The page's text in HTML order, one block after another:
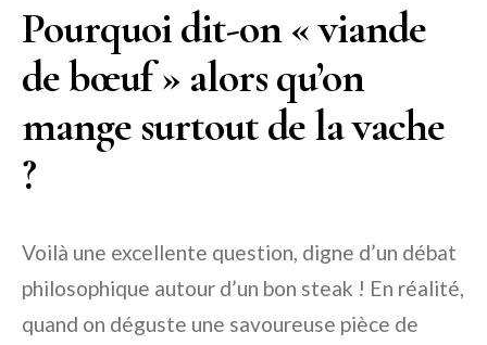
Pourquoi dit-on « viande
de bœuf » alors qu’on
mange surtout de la vache
?
Voilà une excellente question, digne d’un débat
philosophique autour d’un bon steak ! En réalité,
quand on déguste une savoureuse pièce de